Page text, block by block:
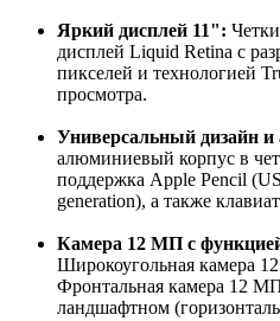
Яркий дисплей 11":
дисплей Liquid Retina с
пикселей и технологией
просмотра.
Универсальный дизайн и
алюминиевый корпус в
поддержка Apple Pencil
generation), а также
Камера 12 МП с
Широкоугольная камера
Фронтальная камера 12
ландшафтном